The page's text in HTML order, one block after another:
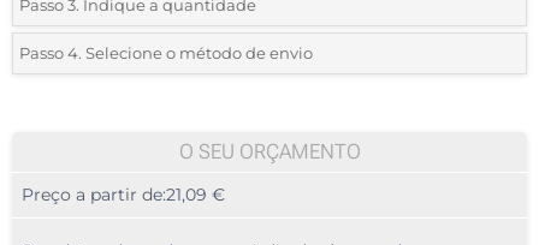
1 Cor (Num lado)
Passo 3. Indique a quantidade
*Quantidade mínima:5
10
Passo 4. Selecione o método de envio
O SEU ORÇAMENTO
Preço a partir de:21,09 €